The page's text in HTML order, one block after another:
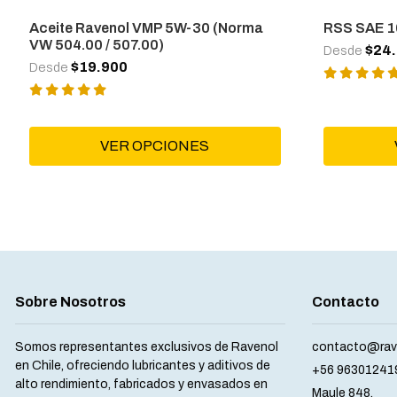
Aceite Ravenol VMP 5W-30 (Norma
VW 504.00 / 507.00)
Desde $19.900
VER OPCIONES
RSS SAE
Desde
Sobre Nosotros
Somos representantes exclusivos de Ravenol
en Chile, ofreciendo lubricantes y aditivos de
alto rendimiento, fabricados y envasados en
Contacto
+56
Maule 848,